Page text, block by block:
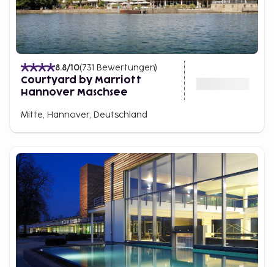
8.8/10(731 Bewertungen)
Courtyard by Marriott
Hannover Maschsee
Mitte, Hannover, Deutschland